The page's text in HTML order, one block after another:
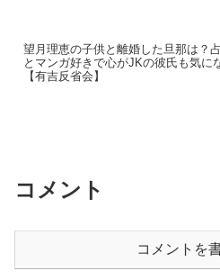
望月理恵の子供と離婚した旦那は？
とマンガ好きで心がJKの彼氏も気に
【有吉反省会】
コメント
コメントを